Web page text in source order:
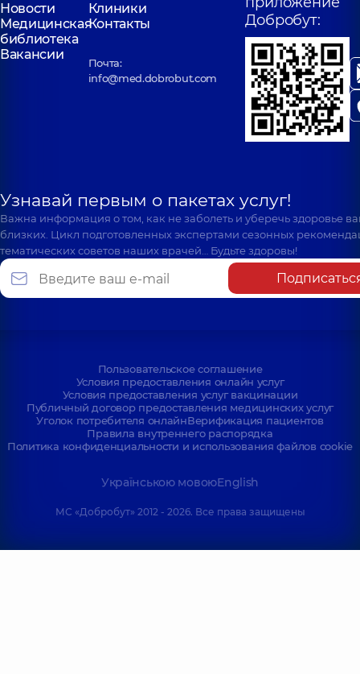
Новости
Клиники
Медицинская
библиотека
Контакты
Вакансии
Почта:
info@med.dobrobut.com
Добробут:
Узнавай первым о пакетах услуг!
Важна информация о том, как не заболеть и уберечь здоровье
близких. Цикл подготовленных экспертами сезонных
тематических советов наших врачей… Будьте здоровы!
Пользовательское соглашение
Условия предоставления онлайн услуг
Условия предоставления услуг вакцинации
Публичный договор предоставления медицинских услуг
Уголок потребителя онлайнВерификация пациентов
Правила внутреннего распорядка
Политика конфиденциальности и использования файлов cookie
Українською мовоюEnglish
МС «Добробут» 2012 - 2026. Все права защищены